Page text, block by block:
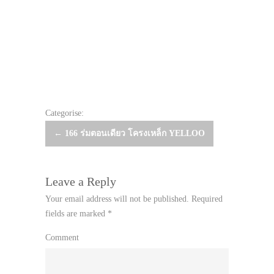
Categorise:
Post
← 166 ร่มตอนเดียว โครงเหล็ก YELLOO
Leave a Reply
Your email address will not be published. Required
fields are marked *
Comment